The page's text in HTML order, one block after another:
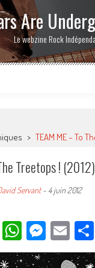
Are
Le webzine Rock
> TEAM ME – To
Treetops ! (2012)
Servant- 4 juin 2012
WhatsApp